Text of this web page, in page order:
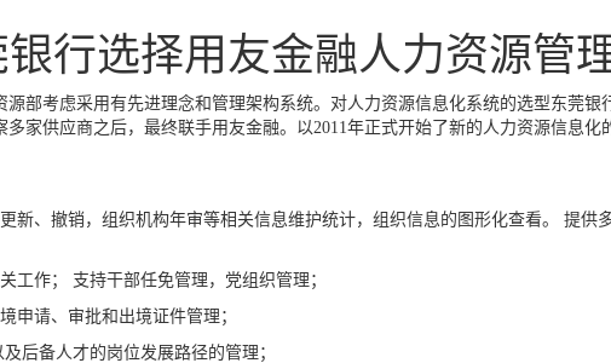
银行选择用友金融人力资源管
部考虑采用有先进理念和管理架构系统。对人力资源信息化系统的选型东莞
家供应商之后，最终联手用友金融。以2011年正式开始了新的人力资源信息化
新、撤销，组织机构年审等相关信息维护统计，组织信息的图形化查看。 提供
工作； 支持干部任免管理，党组织管理；
申请、审批和出境证件管理；
后备人才的岗位发展路径的管理；